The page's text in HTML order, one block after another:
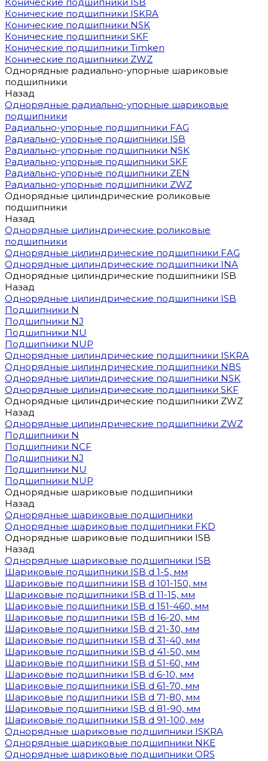
Конические подшипники ISKRA
Конические подшипники NSK
Конические подшипники SKF
Конические подшипники Timken
Конические подшипники ZWZ
Однорядные радиально-упорные шариковые
подшипники
Назад
Однорядные радиально-упорные шариковые
подшипники
Радиально-упорные подшипники FAG
Радиально-упорные подшипники ISB
Радиально-упорные подшипники NSK
Радиально-упорные подшипники SKF
Радиально-упорные подшипники ZEN
Радиально-упорные подшипники ZWZ
Однорядные цилиндрические роликовые
подшипники
Назад
Однорядные цилиндрические роликовые
подшипники
Однорядные цилиндрические подшипники FAG
Однорядные цилиндрические подшипники INA
Однорядные цилиндрические подшипники ISB
Назад
Однорядные цилиндрические подшипники ISB
Подшипники N
Подшипники NJ
Подшипники NU
Подшипники NUP
Однорядные цилиндрические подшипники ISKRA
Однорядные цилиндрические подшипники NBS
Однорядные цилиндрические подшипники NSK
Однорядные цилиндрические подшипники SKF
Однорядные цилиндрические подшипники ZWZ
Назад
Однорядные цилиндрические подшипники ZWZ
Подшипники N
Подшипники NCF
Подшипники NJ
Подшипники NU
Подшипники NUP
Однорядные шариковые подшипники
Назад
Однорядные шариковые подшипники
Однорядные шариковые подшипники FKD
Однорядные шариковые подшипники ISB
Назад
Однорядные шариковые подшипники ISB
Шариковые подшипники ISB d 1-5, мм
Шариковые подшипники ISB d 101-150, мм
Шариковые подшипники ISB d 11-15, мм
Шариковые подшипники ISB d 151-460, мм
Шариковые подшипники ISB d 16-20, мм
Шариковые подшипники ISB d 21-30, мм
Шариковые подшипники ISB d 31-40, мм
Шариковые подшипники ISB d 41-50, мм
Шариковые подшипники ISB d 51-60, мм
Шариковые подшипники ISB d 6-10, мм
Шариковые подшипники ISB d 61-70, мм
Шариковые подшипники ISB d 71-80, мм
Шариковые подшипники ISB d 81-90, мм
Шариковые подшипники ISB d 91-100, мм
Однорядные шариковые подшипники ISKRA
Однорядные шариковые подшипники NKE
Однорядные шариковые подшипники ORS